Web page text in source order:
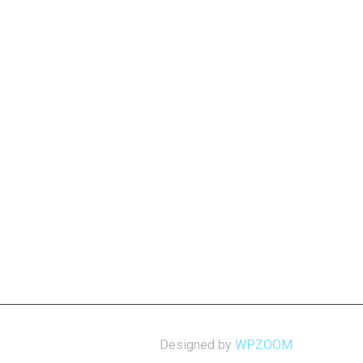
Designed by WPZOOM